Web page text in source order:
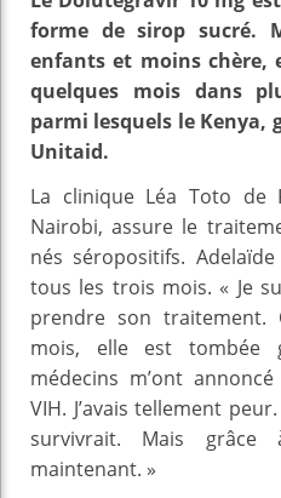
forme de sirop sucré.
enfants et moins chère,
quelques mois dans
parmi lesquels le Kenya,
Unitaid.
La clinique Léa Toto de
Nairobi, assure le
nés séropositifs.
tous les trois mois. « Je
prendre son traitement.
mois, elle est tombée
médecins m’ont
VIH. J’avais tellement
survivrait. Mais
maintenant. »